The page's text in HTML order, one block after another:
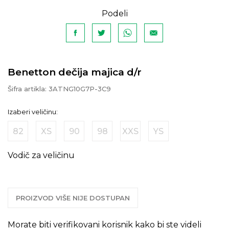
Podeli
Benetton dečija majica d/r
Šifra artikla: 3ATNG10G7P-3C9
Izaberi veličinu:
82 XS 90 98 XXS YS
Vodič za veličinu
PROIZVOD VIŠE NIJE DOSTUPAN
Morate biti verifikovani korisnik kako bi ste videli